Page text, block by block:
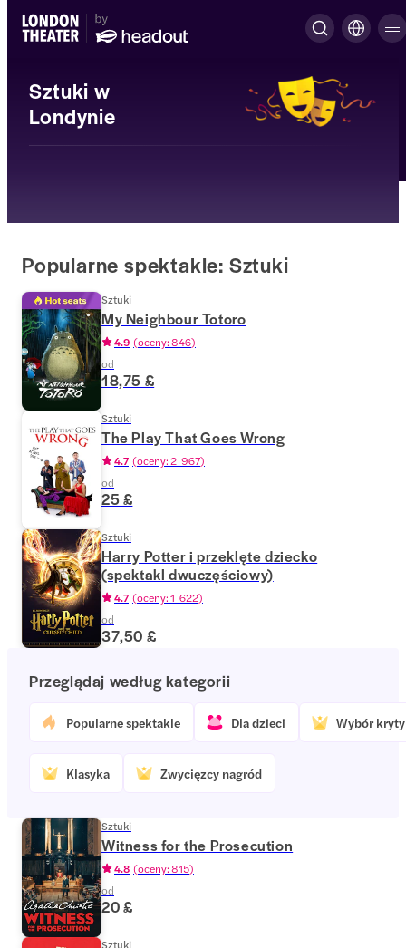
Sztuki w
Londynie
Popularne spektakle: Sztuki
Sztuki
My Neighbour Totoro
4.9 (oceny: 846)
od
18,75 £
Sztuki
The Play That Goes Wrong
4.7 (oceny: 2 967)
od
25 £
Sztuki
Harry Potter i przeklęte dziecko
(spektakl dwuczęściowy)
4.7 (oceny: 1 622)
od
37,50 £
Przeglądaj według kategorii
Popularne spektakle Dla dzieci Wybór
Klasyka Zwycięzcy nagród
Sztuki
Witness for the Prosecution
4.8 (oceny: 815)
od
20 £
Sztuki